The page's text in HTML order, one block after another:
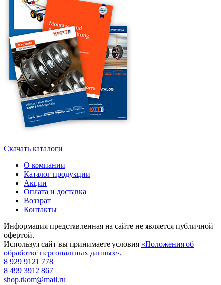
Скачать каталоги
О компании
Каталог продукции
Акции
Оплата и доставка
Возврат
Контакты
Информация представленная на сайте не является публичной
офертой.
Используя сайт вы принимаете условия «Положения об
обработке персональных данных».
8 929 9121 778
8 499 3912 867
shop.tkom@mail.ru